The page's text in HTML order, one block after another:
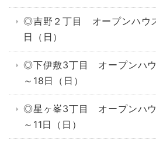
◎吉野２丁目 オープンハウ
日（日）
◎下伊敷3丁目 オープンハウ
～18日（日）
◎星ヶ峯3丁目 オープンハウ
～11日（日）